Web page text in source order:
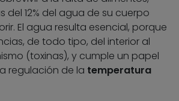
del 12% del agua de su cuerpo
El agua resulta esencial, porque
de todo tipo, del interior al
(toxinas), y cumple un papel
regulación de la temperatura